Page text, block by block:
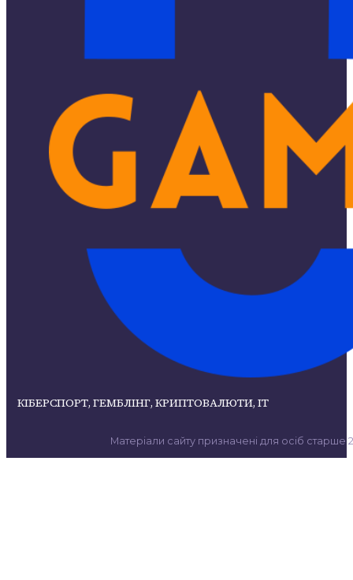
КІБЕРСПОРТ, ГЕМБЛІНГ, КРИПТОВАЛЮТИ, ІТ
Матеріали сайту призначені для осіб старше